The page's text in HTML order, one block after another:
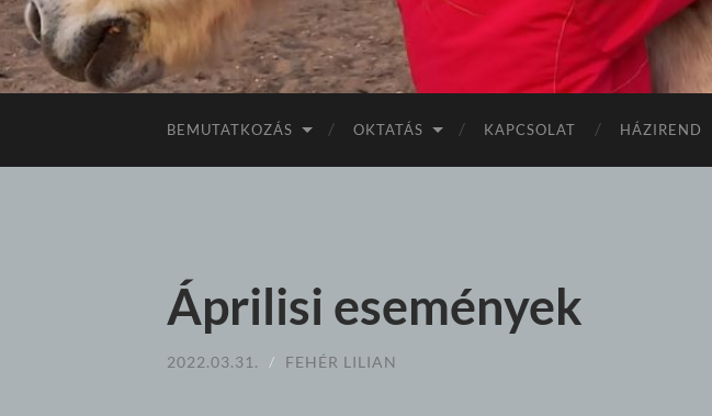
BEMUTATKOZÁS OKTATÁS KAPCSOLAT HÁZIREND
Áprilisi események
2022.03.31. / FEHÉR LILIAN